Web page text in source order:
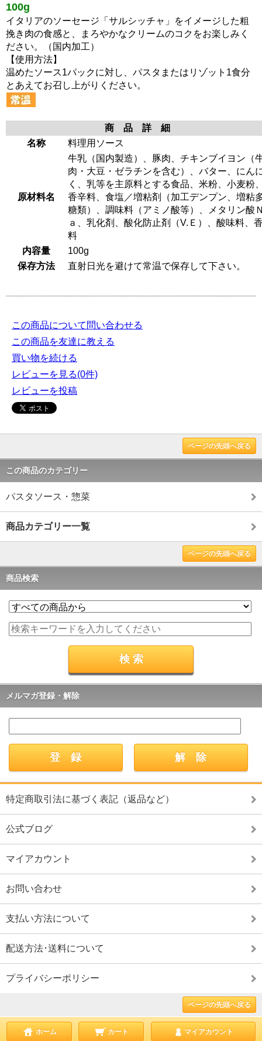
100g
イタリアのソーセージ「サルシッチャ」をイメージした粗
挽き肉の食感と、まろやかなクリームのコクをお楽しみく
ださい。（国内加工）
【使用方法】
温めたソース1パックに対し、パスタまたはリゾット1食分
とあえてお召し上がりください。
商 品 詳 細
名称
料理用ソース
原材料名
牛乳（国内製造）、豚肉、チキンブイヨン（
肉・大豆・ゼラチンを含む）、バター、にん
く、乳等を主原料とする食品、米粉、小麦粉
香辛料、食塩／増粘剤（加工デンプン、増粘
糖類）、調味料（アミノ酸等）、メタリン酸
ａ、乳化剤、酸化防止剤（V.Ｅ）、酸味料、
料
内容量
100g
保存方法
直射日光を避けて常温で保存して下さい。
この商品について問い合わせる
この商品を友達に教える
買い物を続ける
レビューを見る(0件)
レビューを投稿
ページの先頭へ戻る
この商品のカテゴリー
パスタソース・惣菜
商品カテゴリー一覧
ページの先頭へ戻る
商品検索
メルマガ登録・解除
特定商取引法に基づく表記（返品など）
公式ブログ
マイアカウント
お問い合わせ
支払い方法について
配送方法･送料について
プライバシーポリシー
ページの先頭へ戻る
ホーム カート マイアカウント